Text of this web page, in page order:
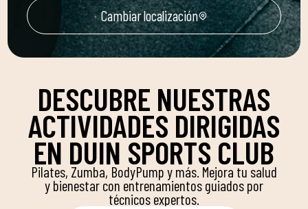
Cambiar localización
DESCUBRE NUESTRAS
ACTIVIDADES DIRIGIDAS
EN DUIN SPORTS CLUB
Pilates, Zumba, BodyPump y más. Mejora tu salud
y bienestar con entrenamientos guiados por
técnicos expertos.